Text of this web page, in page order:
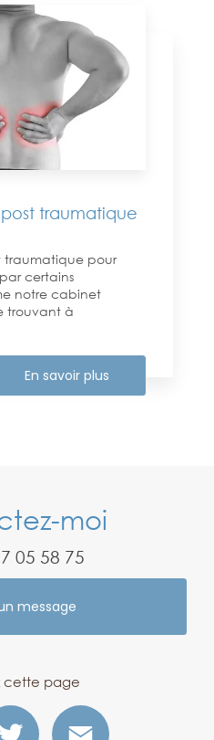
traumatique
traumatique pour
certains
notre cabinet
trouvant à
En savoir plus
moi
05 58 75
message
cette page
Twitter